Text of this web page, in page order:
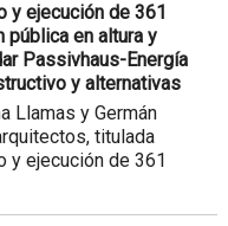
y ejecución de 361
en altura y
Passivhaus-Energía
y alternativas
Llamas y Germán
titulada
y ejecución de 361